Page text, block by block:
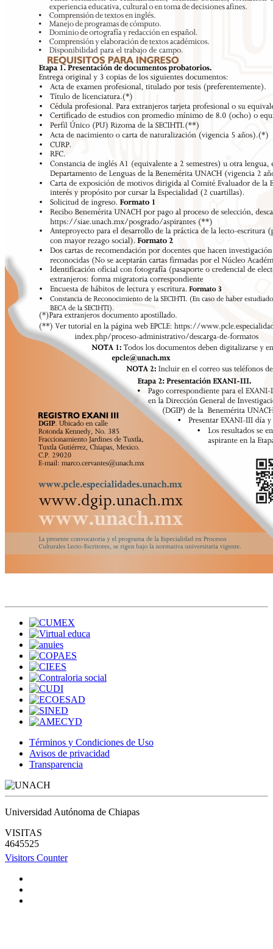
Términos y Condiciones de Uso
Avisos de privacidad
Transparencia
Universidad Autónoma de Chiapas
VISITAS
4645525
Visitors Counter